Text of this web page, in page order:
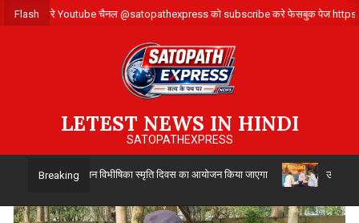
Skip
to
Flash
करे ,हमारे Youtube चैनल @satopathexpress को subscribe करे फेसबुक पेज
LETEST NEWS IN HINDI
SATOPATHEXPRESS
Breaking
14 अगस्त को विभाजन विभीषिका स्मृति दिवस का आयोजन किया जाएगा उत्तर प्रदेश